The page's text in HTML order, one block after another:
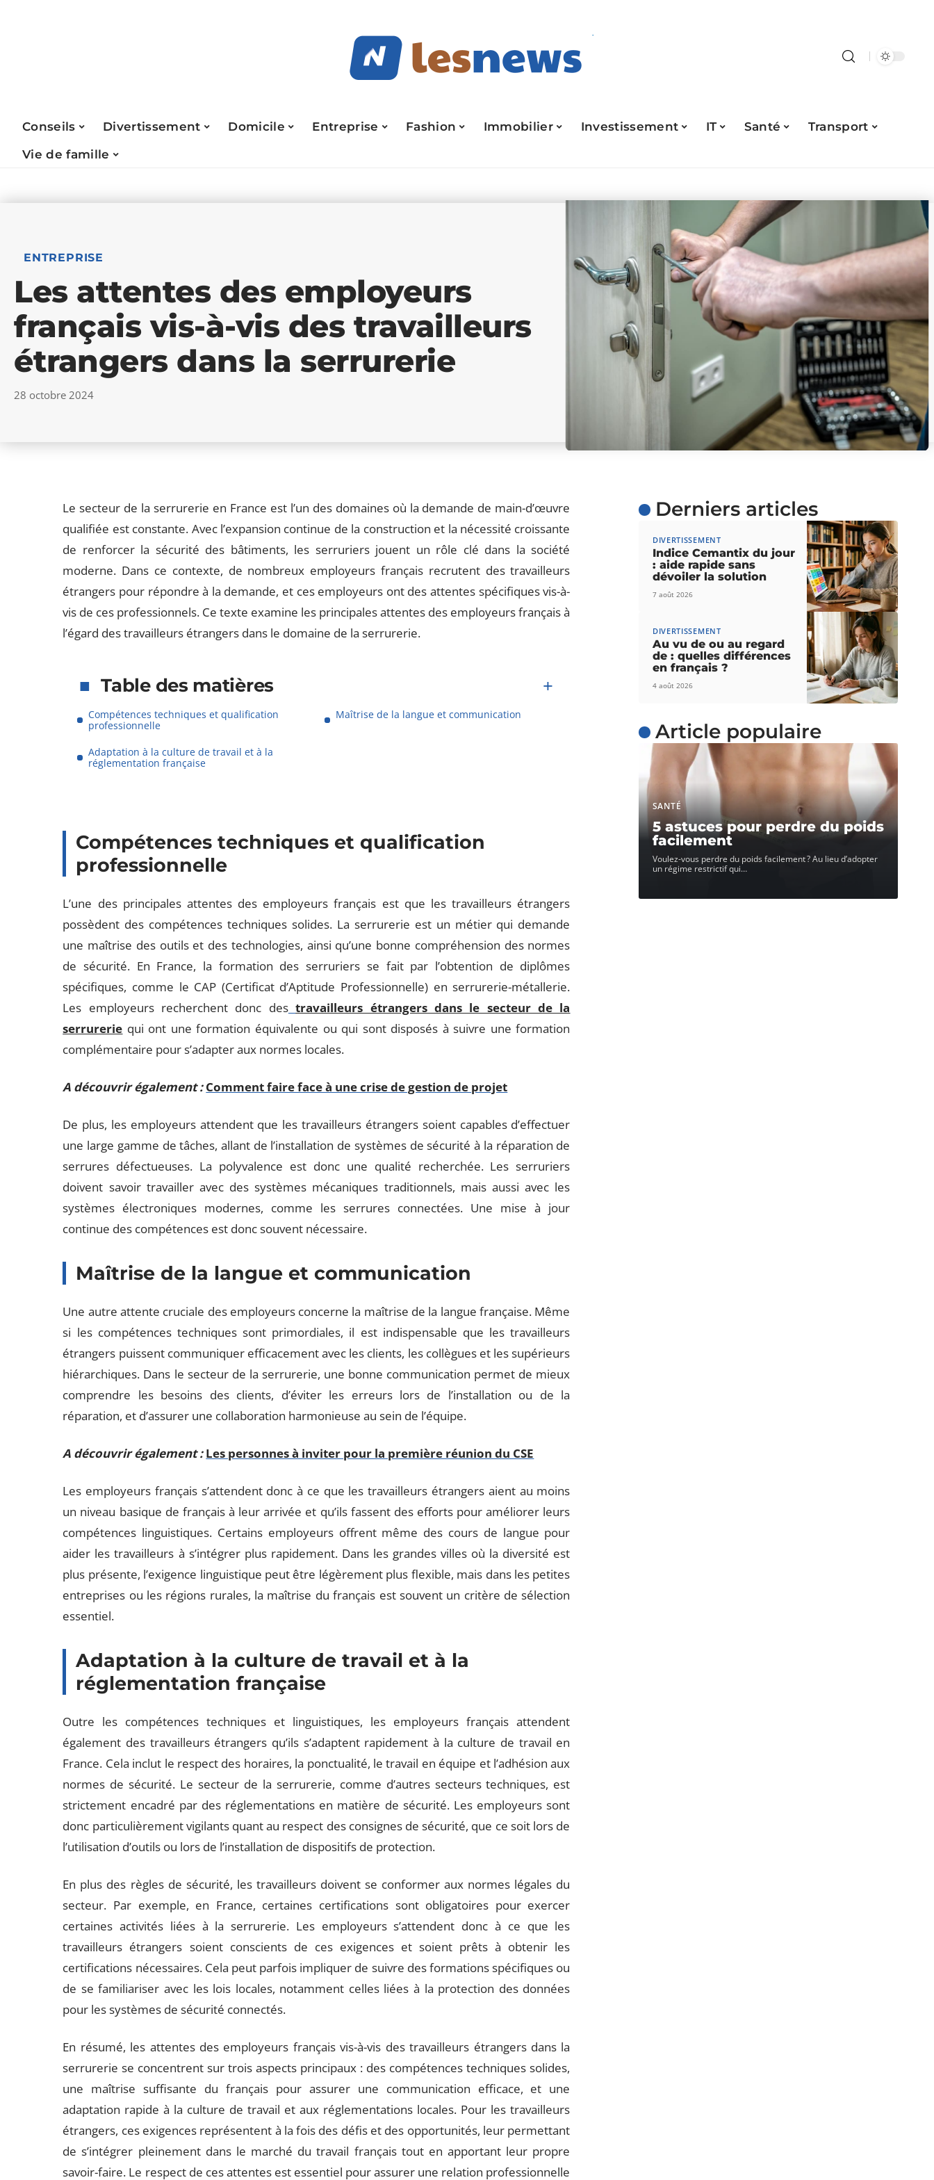
Conseils Divertissement Domicile Entreprise Fashion Immobilier Investissement IT Santé
Transport
Vie de famille
ENTREPRISE
Les attentes des employeurs
français vis-à-vis des travailleurs
étrangers dans la serrurerie
28 octobre 2024
Le secteur de la serrurerie en France est l’un des domaines où la demande de main-d’œuvre
qualifiée est constante. Avec l’expansion continue de la construction et la nécessité croissante
de renforcer la sécurité des bâtiments, les serruriers jouent un rôle clé dans la société
moderne. Dans ce contexte, de nombreux employeurs français recrutent des travailleurs
étrangers pour répondre à la demande, et ces employeurs ont des attentes spécifiques vis-à-
vis de ces professionnels. Ce texte examine les principales attentes des employeurs français à
l’égard des travailleurs étrangers dans le domaine de la serrurerie.
Table des matières
Compétences techniques et qualification
professionnelle
Maîtrise de la langue et communication
Adaptation à la culture de travail et à la
réglementation française
Compétences techniques et qualification
professionnelle
L’une des principales attentes des employeurs français est que les travailleurs étrangers
possèdent des compétences techniques solides. La serrurerie est un métier qui demande
une maîtrise des outils et des technologies, ainsi qu’une bonne compréhension des normes
de sécurité. En France, la formation des serruriers se fait par l’obtention de diplômes
spécifiques, comme le CAP (Certificat d’Aptitude Professionnelle) en serrurerie-métallerie.
Les employeurs recherchent donc des travailleurs étrangers dans le secteur de la
serrurerie qui ont une formation équivalente ou qui sont disposés à suivre une formation
complémentaire pour s’adapter aux normes locales.
A découvrir également : Comment faire face à une crise de gestion de projet
De plus, les employeurs attendent que les travailleurs étrangers soient capables d’effectuer
une large gamme de tâches, allant de l’installation de systèmes de sécurité à la réparation de
serrures défectueuses. La polyvalence est donc une qualité recherchée. Les serruriers
doivent savoir travailler avec des systèmes mécaniques traditionnels, mais aussi avec les
systèmes électroniques modernes, comme les serrures connectées. Une mise à jour
continue des compétences est donc souvent nécessaire.
Maîtrise de la langue et communication
Une autre attente cruciale des employeurs concerne la maîtrise de la langue française. Même
si les compétences techniques sont primordiales, il est indispensable que les travailleurs
étrangers puissent communiquer efficacement avec les clients, les collègues et les supérieurs
hiérarchiques. Dans le secteur de la serrurerie, une bonne communication permet de mieux
comprendre les besoins des clients, d’éviter les erreurs lors de l’installation ou de la
réparation, et d’assurer une collaboration harmonieuse au sein de l’équipe.
A découvrir également : Les personnes à inviter pour la première réunion du CSE
Les employeurs français s’attendent donc à ce que les travailleurs étrangers aient au moins
un niveau basique de français à leur arrivée et qu’ils fassent des efforts pour améliorer leurs
compétences linguistiques. Certains employeurs offrent même des cours de langue pour
aider les travailleurs à s’intégrer plus rapidement. Dans les grandes villes où la diversité est
plus présente, l’exigence linguistique peut être légèrement plus flexible, mais dans les petites
entreprises ou les régions rurales, la maîtrise du français est souvent un critère de sélection
essentiel.
Adaptation à la culture de travail et à la
réglementation française
Outre les compétences techniques et linguistiques, les employeurs français attendent
également des travailleurs étrangers qu’ils s’adaptent rapidement à la culture de travail en
France. Cela inclut le respect des horaires, la ponctualité, le travail en équipe et l’adhésion aux
normes de sécurité. Le secteur de la serrurerie, comme d’autres secteurs techniques, est
strictement encadré par des réglementations en matière de sécurité. Les employeurs sont
donc particulièrement vigilants quant au respect des consignes de sécurité, que ce soit lors de
l’utilisation d’outils ou lors de l’installation de dispositifs de protection.
En plus des règles de sécurité, les travailleurs doivent se conformer aux normes légales du
secteur. Par exemple, en France, certaines certifications sont obligatoires pour exercer
certaines activités liées à la serrurerie. Les employeurs s’attendent donc à ce que les
travailleurs étrangers soient conscients de ces exigences et soient prêts à obtenir les
certifications nécessaires. Cela peut parfois impliquer de suivre des formations spécifiques ou
de se familiariser avec les lois locales, notamment celles liées à la protection des données
pour les systèmes de sécurité connectés.
En résumé, les attentes des employeurs français vis-à-vis des travailleurs étrangers dans la
serrurerie se concentrent sur trois aspects principaux : des compétences techniques solides,
une maîtrise suffisante du français pour assurer une communication efficace, et une
adaptation rapide à la culture de travail et aux réglementations locales. Pour les travailleurs
étrangers, ces exigences représentent à la fois des défis et des opportunités, leur permettant
de s’intégrer pleinement dans le marché du travail français tout en apportant leur propre
savoir-faire. Le respect de ces attentes est essentiel pour assurer une relation professionnelle
Derniers articles
DIVERTISSEMENT
Indice Cemantix du jour
: aide rapide sans
dévoiler la solution
7 août 2026
DIVERTISSEMENT
Au vu de ou au regard
de : quelles différences
en français ?
4 août 2026
Article populaire
SANTÉ
5 astuces pour perdre du poids
facilement
Voulez-vous perdre du poids facilement ? Au lieu d’adopter
un régime restrictif qui…